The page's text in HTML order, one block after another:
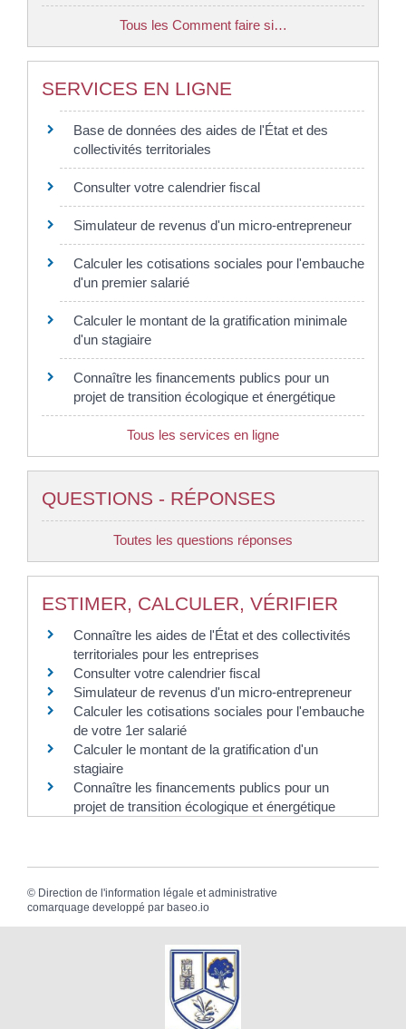
Tous les Comment faire si…
SERVICES EN LIGNE
Base de données des aides de l'État et des
collectivités territoriales
Consulter votre calendrier fiscal
Simulateur de revenus d'un micro-entrepreneur
Calculer les cotisations sociales pour l'embauche
d'un premier salarié
Calculer le montant de la gratification minimale
d'un stagiaire
Connaître les financements publics pour un
projet de transition écologique et énergétique
Tous les services en ligne
QUESTIONS - RÉPONSES
Toutes les questions réponses
ESTIMER, CALCULER, VÉRIFIER
Connaître les aides de l'État et des collectivités
territoriales pour les entreprises
Consulter votre calendrier fiscal
Simulateur de revenus d'un micro-entrepreneur
Calculer les cotisations sociales pour l'embauche
de votre 1er salarié
Calculer le montant de la gratification d'un
stagiaire
Connaître les financements publics pour un
projet de transition écologique et énergétique
© Direction de l'information légale et administrative
comarquage developpé par baseo.io